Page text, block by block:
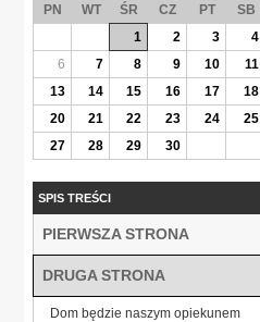
PN WT ŚR CZ PT SB
1
2 3 4
6
7 8 9 10 11
13
14 15 16 17 18
20
21 22 23 24 25
27
28 29 30
SPIS TREŚCI
PIERWSZA STRONA
DRUGA STRONA
Dom będzie naszym opiekunem